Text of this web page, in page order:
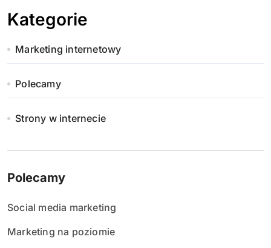
Kategorie
Marketing internetowy
Polecamy
Strony w internecie
Polecamy
Social media marketing
Marketing na poziomie